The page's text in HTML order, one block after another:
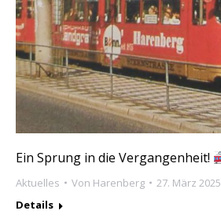
Ein Sprung in die Vergangenheit!
Aktuelles Von Harenberg
27. März 2025
Details